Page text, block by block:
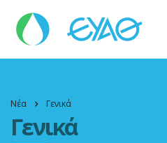
Νέα Γενικά
Γενικά